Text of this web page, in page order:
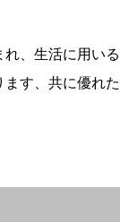
れ、生活に用い
す、共に優れ